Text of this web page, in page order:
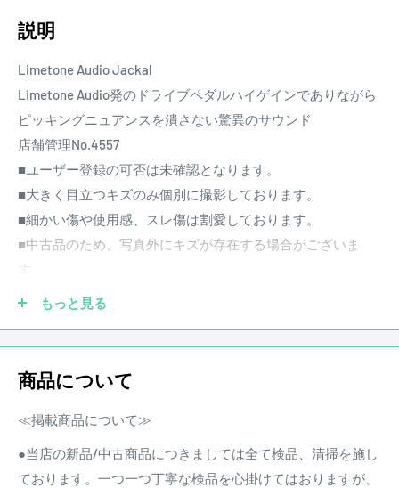
説明
Limetone Audio Jackal
Limetone Audio発のドライブペダルハイゲインでありながら
ピッキングニュアンスを潰さない驚異のサウンド
店舗管理No.4557
■ユーザー登録の可否は未確認となります。
■大きく目立つキズのみ個別に撮影しております。
■細かい傷や使用感、スレ傷は割愛しております。
■中古品のため、写真外にキズが存在する場合がございま
※スペック、詳細などはメーカーHP等をご確認ください。
取扱説明書 / 箱
【付属品についてのご案内】
・掲載画像に写っているものが全ての付属品です。
・中古品のため、付属品に使用感や多少の傷みがある場合が
もっと見る
商品について
≪掲載商品について≫
●当店の新品/中古商品につきましては全て検品、清掃を施し
ております。一つ一つ丁寧な検品を心掛けてはおりますが、